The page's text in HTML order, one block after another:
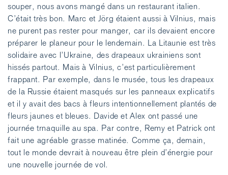
souper, nous avons mangé dans un restaurant italien.
C’était très bon. Marc et Jörg étaient aussi à Vilnius, mais
ne purent pas rester pour manger, car ils devaient encore
préparer le planeur pour le lendemain. La Litaunie est très
solidaire avec l’Ukraine, des drapeaux ukrainiens sont
hissés partout. Mais à Vilnius, c’est particulièrement
frappant. Par exemple, dans le musée, tous les drapeaux
de la Russie étaient masqués sur les panneaux explicatifs
et il y avait des bacs à fleurs intentionnellement plantés de
fleurs jaunes et bleues. Davide et Alex ont passé une
journée trnaquille au spa. Par contre, Remy et Patrick ont
fait une agréable grasse matinée. Comme ça, demain,
tout le monde devrait à nouveau être plein d’énergie pour
une nouvelle journée de vol.